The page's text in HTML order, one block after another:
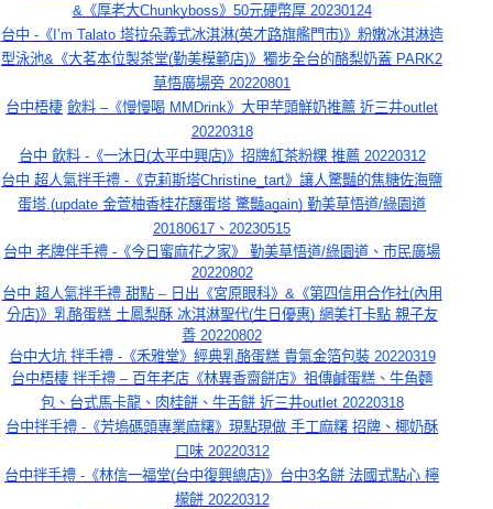
&《厚老大Chunkyboss》50元硬幣厚 20230124
台中 -《I’m Talato 塔拉朵義式冰淇淋(英才路旗艦門市)》粉嫩冰淇淋造
型泳池&《大茗本位製茶堂(勤美模範店)》獨步全台的酪梨奶蓋 PARK2
草悟廣場旁 20220801
台中梧棲 飲料 –《慢慢喝 MMDrink》大甲芋頭鮮奶推薦 近三井outlet
20220318
台中 飲料 -《一沐日(太平中興店)》招牌紅茶粉粿 推薦 20220312
台中 超人氣拌手禮 -《克莉斯塔Christine_tart》讓人驚豔的焦糖佐海鹽
蛋塔.(update 金萱柚香桂花釀蛋塔 驚豔again) 勤美草悟道/綠園道
20180617、20230515
台中 老牌伴手禮 -《今日蜜麻花之家》 勤美草悟道/綠園道、市民廣場
20220802
台中 超人氣拌手禮 甜點 – 日出《宮原眼科》&《第四信用合作社(內用
分店)》乳酪蛋糕 土鳳梨酥 冰淇淋聖代(生日優惠) 網美打卡點 親子友
善 20220802
台中大坑 拌手禮 -《禾雅堂》經典乳酪蛋糕 貴氣金箔包裝 20220319
台中梧棲 拌手禮 – 百年老店《林異香齋餅店》祖傳鹹蛋糕、牛角麵
包、台式馬卡龍、肉桂餅、牛舌餅 近三井outlet 20220318
台中拌手禮 -《芳塢碼頭專業麻糬》現點現做 手工麻糬 招牌、椰奶酥
口味 20220312
台中拌手禮 -《林信一福堂(台中復興總店)》台中3名餅 法國式點心 檸
檬餅 20220312